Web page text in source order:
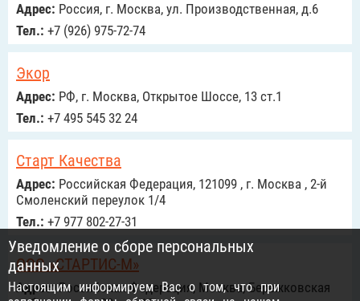
Адрес: Россия, г. Москва, ул. Производственная, д.6
Тел.: +7 (926) 975-72-74
Экор
Адрес: РФ, г. Москва, Открытое Шоссе, 13 ст.1
Тел.: +7 495 545 32 24
Старт Качества
Адрес: Российcкая Федерация, 121099 , г. Москва , 2-й
Смоленский переулок 1/4
Тел.: +7 977 802-27-31
ООО «СТАРТИС-М»
Адрес:Российcкая Федерация, Москва, Бережковская
Уведомление о сборе персональных
данных
Настоящим информируем Вас о том, что при